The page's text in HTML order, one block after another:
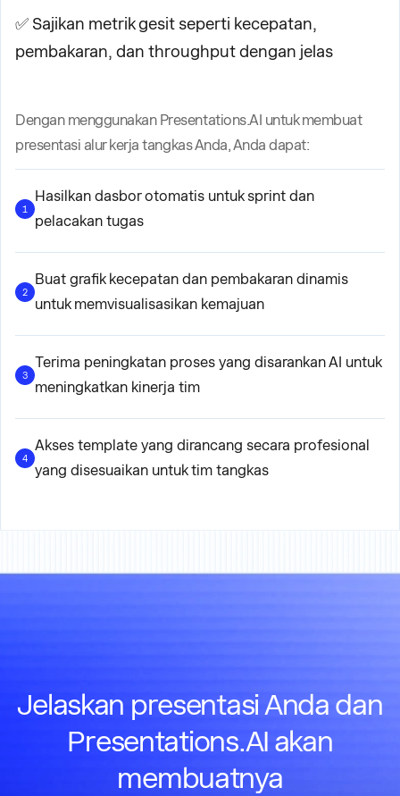
✅ Sajikan metrik gesit seperti kecepatan,
pembakaran, dan throughput dengan jelas
Dengan menggunakan Presentations.AI untuk membuat
presentasi alur kerja tangkas Anda, Anda dapat:
1
Hasilkan dasbor otomatis untuk sprint dan
pelacakan tugas
2
Buat grafik kecepatan dan pembakaran dinamis
untuk memvisualisasikan kemajuan
3
Terima peningkatan proses yang disarankan AI untuk
meningkatkan kinerja tim
4
Akses template yang dirancang secara profesional
yang disesuaikan untuk tim tangkas
Jelaskan presentasi Anda dan
Presentations.AI akan
membuatnya